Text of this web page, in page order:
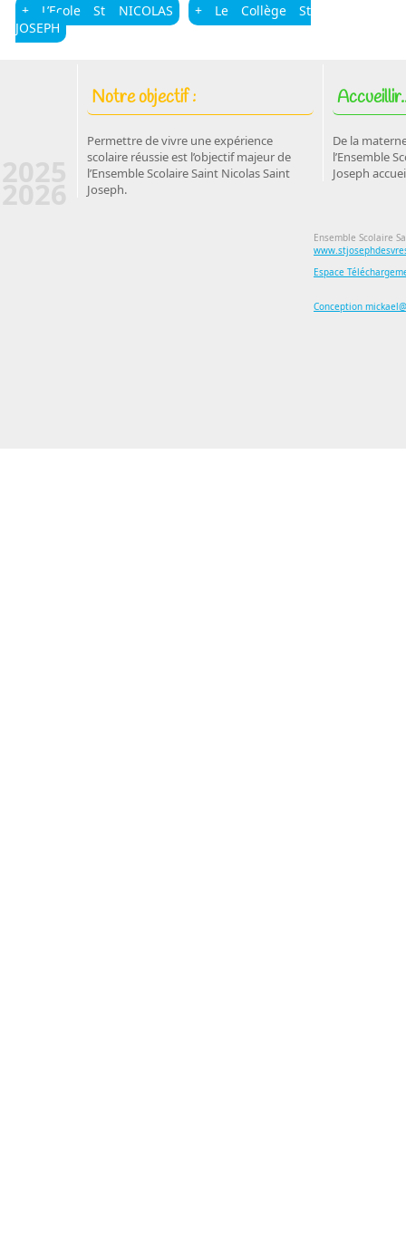
+ L’Ecole St NICOLAS
+ Le Collège St
JOSEPH
Notre objectif :
Permettre de vivre une expérience
scolaire réussie est l’objectif majeur de
l’Ensemble Scolaire Saint Nicolas Saint
Joseph.
De la
l’Ensemble
Joseph
Ensemble Scolaire
Espace
Conception